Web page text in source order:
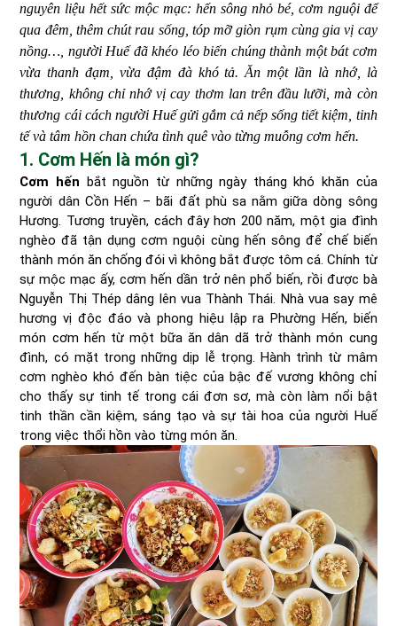
nguyên liệu hết sức mộc mạc: hến sông nhỏ bé, cơm nguội để
qua đêm, thêm chút rau sống, tóp mỡ giòn rụm cùng gia vị cay
nồng…, người Huế đã khéo léo biến chúng thành một bát cơm
vừa thanh đạm, vừa đậm đà khó tả. Ăn một lần là nhớ, là
thương, không chỉ nhớ vị cay thơm lan trên đầu lưỡi, mà còn
thương cái cách người Huế gửi gắm cả nếp sống tiết kiệm, tinh
tế và tâm hồn chan chứa tình quê vào từng muỗng cơm hến.
1. Cơm Hến là món gì?
Cơm hến bắt nguồn từ những ngày tháng khó khăn của
người dân Cồn Hến – bãi đất phù sa nằm giữa dòng sông
Hương. Tương truyền, cách đây hơn 200 năm, một gia đình
nghèo đã tận dụng cơm nguội cùng hến sông để chế biến
thành món ăn chống đói vì không bắt được tôm cá. Chính từ
sự mộc mạc ấy, cơm hến dần trở nên phổ biến, rồi được bà
Nguyễn Thị Thép dâng lên vua Thành Thái. Nhà vua say mê
hương vị độc đáo và phong hiệu lập ra Phường Hến, biến
món cơm hến từ một bữa ăn dân dã trở thành món cung
đình, có mặt trong những dịp lễ trọng. Hành trình từ mâm
cơm nghèo khó đến bàn tiệc của bậc đế vương không chỉ
cho thấy sự tinh tế trong cái đơn sơ, mà còn làm nổi bật
tinh thần cần kiệm, sáng tạo và sự tài hoa của người Huế
trong việc thổi hồn vào từng món ăn.